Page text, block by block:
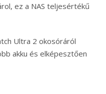
ez a NAS teljesértékű
Ultra 2 okosóráról
akku és elképesztően